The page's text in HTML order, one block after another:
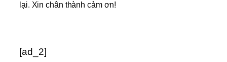
lại. Xin chân thành cảm ơn!
[ad_2]